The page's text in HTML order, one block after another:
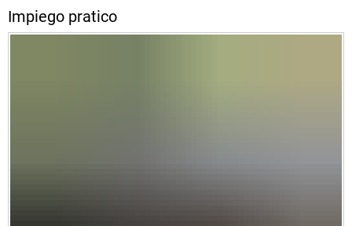
Impiego pratico